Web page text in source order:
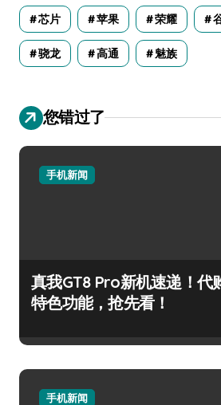
芯片 苹果 荣耀
骁龙 高通 魅族
您错过了
手机新闻
真我GT8 Pro新机速递！代
特色功能，抢先看！
手机新闻